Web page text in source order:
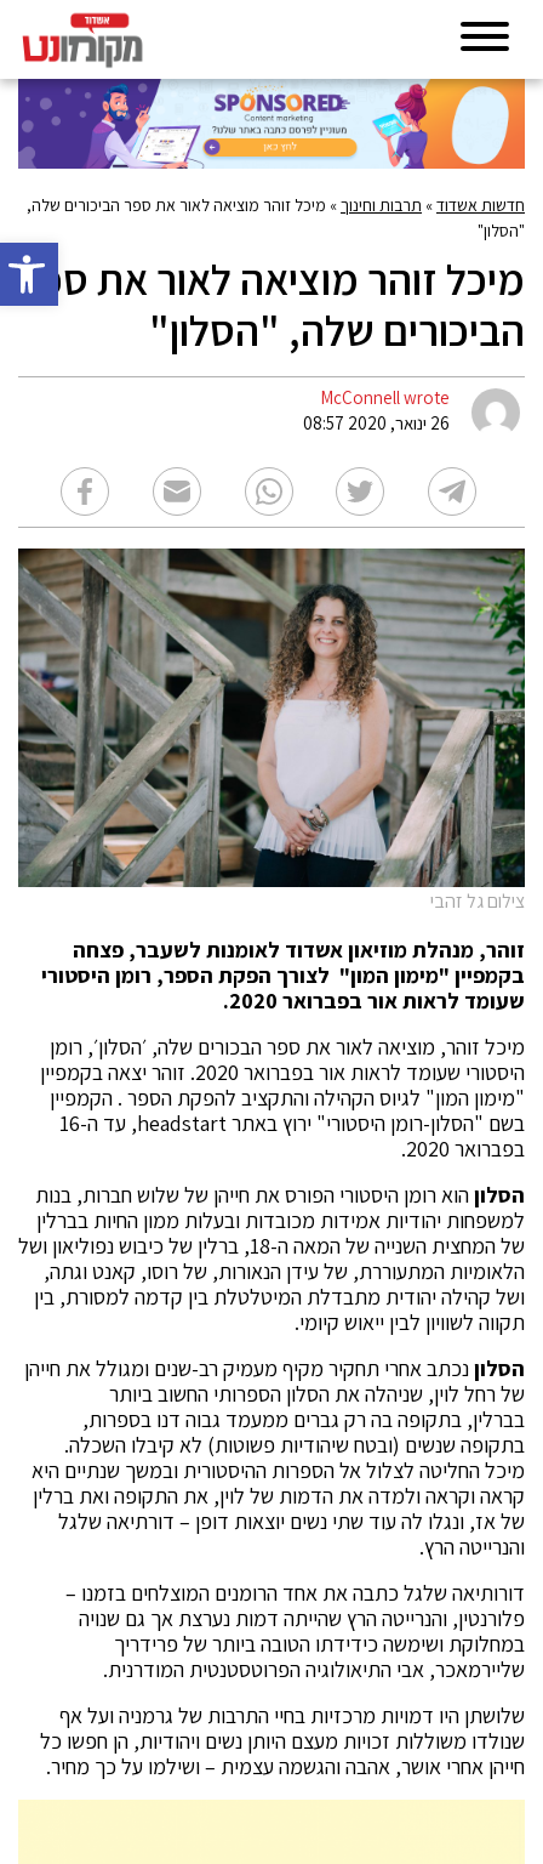
פתח
חדשות אשדוד» תרבות וחינוך» מיכל זוהר מוציאה לאור את ספר הביכורים שלה,
"הסלון"
מיכל זוהר מוציאה לאור את ספר
הביכורים שלה, "הסלון"
McConnell wrote
26 ינואר, 2020 08:57
צילום גל זהבי
זוהר, מנהלת מוזיאון אשדוד לאומנות לשעבר, פצחה
בקמפיין "מימון המון" לצורך הפקת הספר, רומן היסטורי
שעומד לראות אור בפברואר 2020.
מיכל זוהר, מוציאה לאור את ספר הבכורים שלה, ׳הסלון׳, רומן
היסטורי שעומד לראות אור בפברואר 2020. זוהר יצאה בקמפיין
"מימון המון" לגיוס הקהילה והתקציב להפקת הספר . הקמפיין
בשם "הסלון-רומן היסטורי" ירוץ באתר headstart, עד ה-16
בפברואר 2020.
הסלוןהוא רומן היסטורי הפורס את חייהן של שלוש חברות, בנות
למשפחות יהודיות אמידות מכובדות ובעלות ממון החיות בברלין
של המחצית השנייה של המאה ה-18, ברלין של כיבוש נפוליאון ושל
הלאומיות המתעוררת, של עידן הנאורות, של רוסו, קאנט וגתה,
ושל קהילה יהודית מתבדלת המיטלטלת בין קדמה למסורת, בין
תקווה לשוויון לבין ייאוש קיומי.
הסלוןנכתב אחרי תחקיר מקיף מעמיק רב-שנים ומגולל את חייהן
של רחל לוין, שניהלה את הסלון הספרותי החשוב ביותר
בברלין, בתקופה בה רק גברים ממעמד גבוה דנו בספרות,
בתקופה שנשים (ובטח שיהודיות פשוטות) לא קיבלו השכלה.
מיכל החליטה לצלול אל הספרות ההיסטורית ובמשך שנתיים היא
קראה וקראה ולמדה את הדמות של לוין, את התקופה ואת ברלין
של אז, ונגלו לה עוד שתי נשים יוצאות דופן – דורתיאה שלגל
והנרייטה הרץ.
דורותיאה שלגל כתבה את אחד הרומנים המוצלחים בזמנו –
פלורנטין, והנרייטה הרץ שהייתה דמות נערצת אך גם שנויה
במחלוקת ושימשה כידידתו הטובה ביותר של פרידריך
שליירמאכר, אבי התיאולוגיה הפרוטסטנטית המודרנית.
שלושתן היו דמויות מרכזיות בחיי התרבות של גרמניה ועל אף
שנולדו משוללות זכויות מעצם היותן נשים ויהודיות, הן חפשו כל
חייהן אחרי אושר, אהבה והגשמה עצמית – ושילמו על כך מחיר.